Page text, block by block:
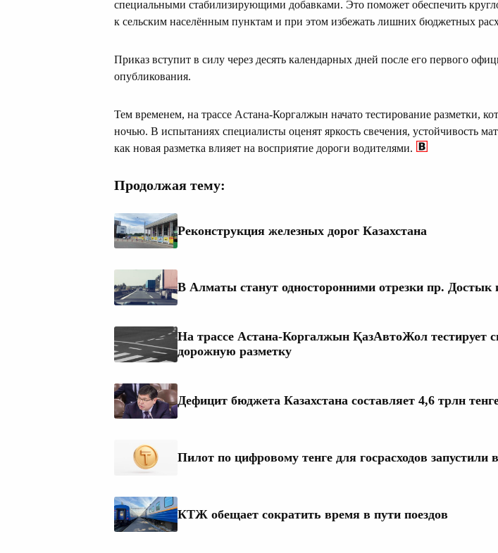
специальными стабилизирующими добавками. Это поможет обеспечить
к сельским населённым пунктам и при этом избежать лишних бюджетных
Приказ вступит в силу через десять календарных дней после его первого
опубликования.
Тем временем, на трассе Астана-Коргалжын начато тестирование разметки,
ночью. В испытаниях специалисты оценят яркость свечения, устойчивость
как новая разметка влияет на восприятие дороги водителями.
Продолжая тему:
Реконструкция железных дорог Казахстана
В Алматы станут односторонними отрезки пр. Достык
На трассе Астана-Коргалжын ҚазАвтоЖол тестирует
дорожную разметку
Дефицит бюджета Казахстана составляет 4,6 трлн
Пилот по цифровому тенге для госрасходов запустили
КТЖ обещает сократить время в пути поездов